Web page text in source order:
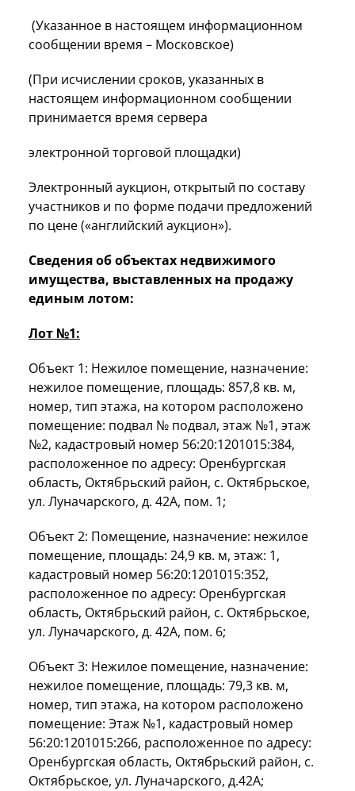
(Указанное в настоящем информационном
сообщении время – Московское)
(При исчислении сроков, указанных в
настоящем информационном сообщении
принимается время сервера
электронной торговой площадки)
Электронный аукцион, открытый по составу
участников и по форме подачи предложений
по цене («английский аукцион»).
Сведения об объектах недвижимого
имущества, выставленных на продажу
единым лотом:
Лот №1:
Объект 1: Нежилое помещение, назначение:
нежилое помещение, площадь: 857,8 кв. м,
номер, тип этажа, на котором расположено
помещение: подвал № подвал, этаж №1, этаж
№2, кадастровый номер 56:20:1201015:384,
расположенное по адресу: Оренбургская
область, Октябрьский район, с. Октябрьское,
ул. Луначарского, д. 42А, пом. 1;
Объект 2: Помещение, назначение: нежилое
помещение, площадь: 24,9 кв. м, этаж: 1,
кадастровый номер 56:20:1201015:352,
расположенное по адресу: Оренбургская
область, Октябрьский район, с. Октябрьское,
ул. Луначарского, д. 42А, пом. 6;
Объект 3: Нежилое помещение, назначение:
нежилое помещение, площадь: 79,3 кв. м,
номер, тип этажа, на котором расположено
помещение: Этаж №1, кадастровый номер
56:20:1201015:266, расположенное по адресу:
Оренбургская область, Октябрьский район, с.
Октябрьское, ул. Луначарского, д.42А;